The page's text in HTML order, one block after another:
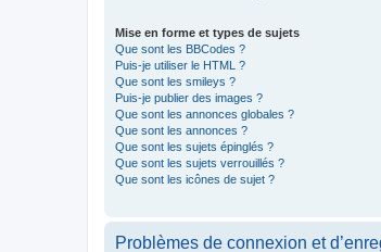
Mise en forme et types de sujets
Que sont les BBCodes ?
Puis-je utiliser le HTML ?
Que sont les smileys ?
Puis-je publier des images ?
Que sont les annonces globales ?
Que sont les annonces ?
Que sont les sujets épinglés ?
Que sont les sujets verrouillés ?
Que sont les icônes de sujet ?
Problèmes de connexion et